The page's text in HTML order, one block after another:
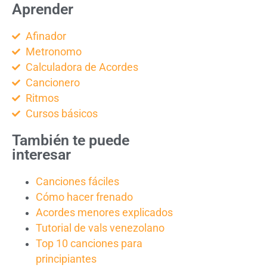
Aprender
Afinador
Metronomo
Calculadora de Acordes
Cancionero
Ritmos
Cursos básicos
También te puede
interesar
Canciones fáciles
Cómo hacer frenado
Acordes menores explicados
Tutorial de vals venezolano
Top 10 canciones para
principiantes